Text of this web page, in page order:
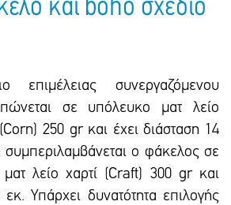
και boho σχέδιο
επιμέλειας συνεργαζόμενου
σε υπόλευκο ματ λείο
250 gr και έxει διάσταση 14
συμπεριλαμβάνεται ο φάκελος σε
λείο χαρτί (Craft) 300 gr και
Υπάρxει δυνατότητα επιλογής